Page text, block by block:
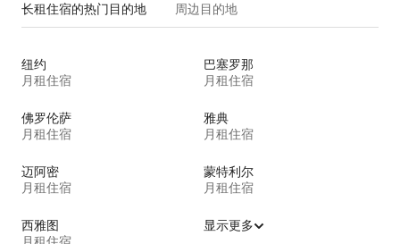
长租住宿的热门目的地 周边目的地
纽约
月租住宿
巴塞罗那
月租住宿
佛罗伦萨
月租住宿
雅典
月租住宿
迈阿密
月租住宿
蒙特利尔
月租住宿
西雅图
显示更多